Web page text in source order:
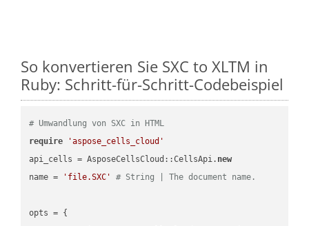
So konvertieren Sie SXC to XLTM in
Ruby: Schritt-für-Schritt-Codebeispiel
# Umwandlung von SXC in HTML
require
'aspose_cells_cloud'
api_cells = AsposeCellsCloud::CellsApi. new
name =
'file.SXC' # String | The document name.
opts = {